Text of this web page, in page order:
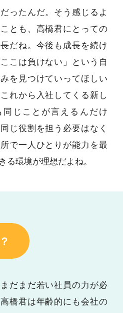
ったんだ。そう感じるよ
とも、高橋君にとっての
だね。今後も成長を続け
こは負けない」という自
を見つけていってほしい
れから入社してくる新し
同じことが言えるんだけ
じ役割を担う必要はなく
で一人ひとりが能力を最
る環境が理想だよね。
だまだ若い社員の力が必
橋君は年齢的にも会社の